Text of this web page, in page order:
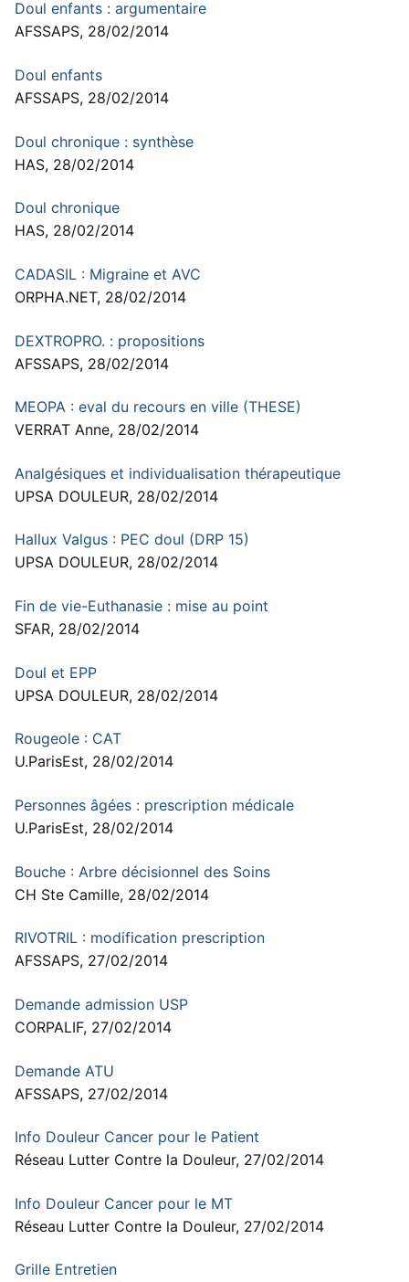
Doul enfants : argumentaire
AFSSAPS, 28/02/2014
Doul enfants
AFSSAPS, 28/02/2014
Doul chronique : synthèse
HAS, 28/02/2014
Doul chronique
HAS, 28/02/2014
CADASIL : Migraine et AVC
ORPHA.NET, 28/02/2014
DEXTROPRO. : propositions
AFSSAPS, 28/02/2014
MEOPA : eval du recours en ville (THESE)
VERRAT Anne, 28/02/2014
Analgésiques et individualisation thérapeutique
UPSA DOULEUR, 28/02/2014
Hallux Valgus : PEC doul (DRP 15)
UPSA DOULEUR, 28/02/2014
Fin de vie-Euthanasie : mise au point
SFAR, 28/02/2014
Doul et EPP
UPSA DOULEUR, 28/02/2014
Rougeole : CAT
U.ParisEst, 28/02/2014
Personnes âgées : prescription médicale
U.ParisEst, 28/02/2014
Bouche : Arbre décisionnel des Soins
CH Ste Camille, 28/02/2014
RIVOTRIL : modification prescription
AFSSAPS, 27/02/2014
Demande admission USP
CORPALIF, 27/02/2014
Demande ATU
AFSSAPS, 27/02/2014
Info Douleur Cancer pour le Patient
Réseau Lutter Contre la Douleur, 27/02/2014
Info Douleur Cancer pour le MT
Réseau Lutter Contre la Douleur, 27/02/2014
Grille Entretien